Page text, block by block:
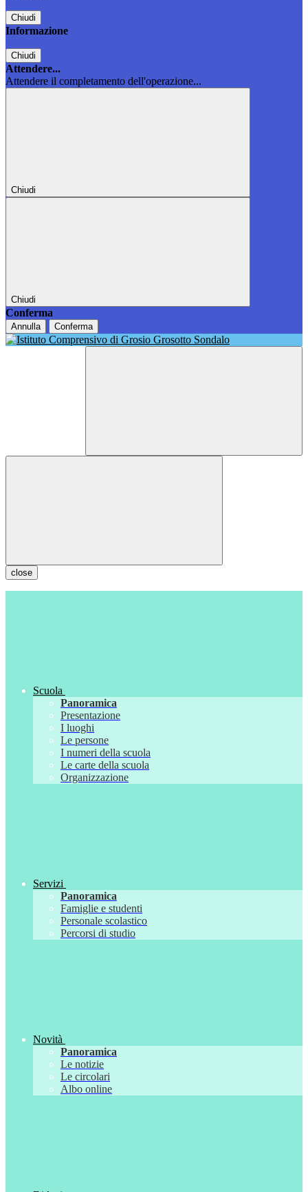
Chiudi
Informazione
Chiudi
Attendere...
Attendere il completamento dell'operazione...
Chiudi
Chiudi
Conferma
Annulla Conferma
close
Scuola
Panoramica
Presentazione
I luoghi
Le persone
I numeri della scuola
Le carte della scuola
Organizzazione
Servizi
Panoramica
Famiglie e studenti
Personale scolastico
Percorsi di studio
Novità
Panoramica
Le notizie
Le circolari
Albo online